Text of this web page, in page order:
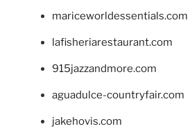
mariceworldessentials.com
lafisheriarestaurant.com
915jazzandmore.com
aguadulce-countryfair.com
jakehovis.com